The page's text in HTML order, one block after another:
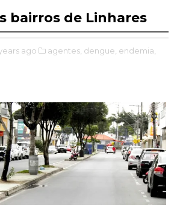
bairros de Linhares
ago agentes, dengue, endemia,